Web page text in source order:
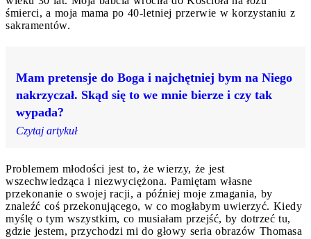
śmierci, a moja mama po 40-letniej przerwie w korzystaniu z
sakramentów.
Mam pretensje do Boga i najchętniej bym na Niego
nakrzyczał. Skąd się to we mnie bierze i czy tak
wypada?
Czytaj artykuł
Problemem młodości jest to, że wierzy, że jest
wszechwiedząca i niezwyciężona. Pamiętam własne
przekonanie o swojej racji, a później moje zmagania, by
znaleźć coś przekonującego, w co mogłabym uwierzyć. Kiedy
myślę o tym wszystkim, co musiałam przejść, by dotrzeć tu,
gdzie jestem, przychodzi mi do głowy seria obrazów Thomasa